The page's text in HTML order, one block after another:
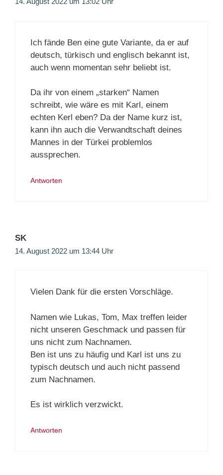
Ich fände Ben eine gute Variante, da er auf
deutsch, türkisch und englisch bekannt ist,
auch wenn momentan sehr beliebt ist.
Da ihr von einem „starken“ Namen
schreibt, wie wäre es mit Karl, einem
echten Kerl eben? Da der Name kurz ist,
kann ihn auch die Verwandtschaft deines
Mannes in der Türkei problemlos
aussprechen.
Antworten
SK
14. August 2022 um 13:44 Uhr
Vielen Dank für die ersten Vorschläge.
Namen wie Lukas, Tom, Max treffen leider
nicht unseren Geschmack und passen für
uns nicht zum Nachnamen.
Ben ist uns zu häufig und Karl ist uns zu
typisch deutsch und auch nicht passend
zum Nachnamen.
Es ist wirklich verzwickt.
Antworten